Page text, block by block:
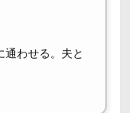
通わせる。夫と